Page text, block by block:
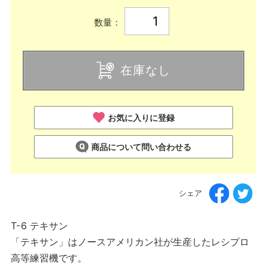
数量：
在庫なし
お気に入りに登録
商品について問い合わせる
シェア
T-6 テキサン
「テキサン」はノースアメリカン社が生産したレシプロ
高等練習機です。